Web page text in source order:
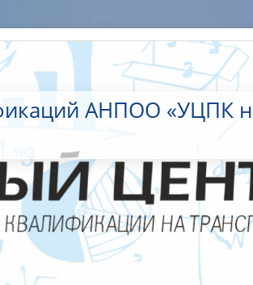
АНПОО «УЦПК